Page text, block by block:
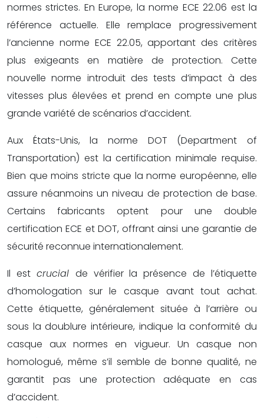
normes strictes. En Europe, la norme ECE 22.06 est la
référence actuelle. Elle remplace progressivement
l’ancienne norme ECE 22.05, apportant des critères
plus exigeants en matière de protection. Cette
nouvelle norme introduit des tests d’impact à des
vitesses plus élevées et prend en compte une plus
grande variété de scénarios d’accident.
Aux États-Unis, la norme DOT (Department of
Transportation) est la certification minimale requise.
Bien que moins stricte que la norme européenne, elle
assure néanmoins un niveau de protection de base.
Certains fabricants optent pour une double
certification ECE et DOT, offrant ainsi une garantie de
sécurité reconnue internationalement.
Il est crucial de vérifier la présence de l’étiquette
d’homologation sur le casque avant tout achat.
Cette étiquette, généralement située à l’arrière ou
sous la doublure intérieure, indique la conformité du
casque aux normes en vigueur. Un casque non
homologué, même s’il semble de bonne qualité, ne
garantit pas une protection adéquate en cas
d’accident.